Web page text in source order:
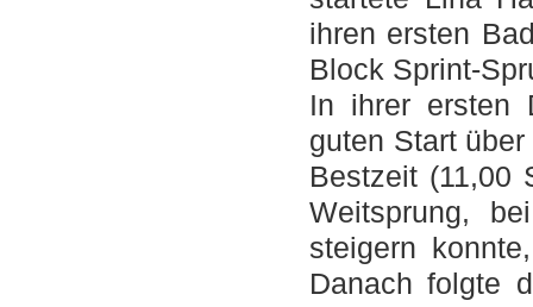
ihren ersten
Block Sprint-
In ihrer ersten
guten Start
Bestzeit (11,00
Weitsprung,
steigern
Danach folgte